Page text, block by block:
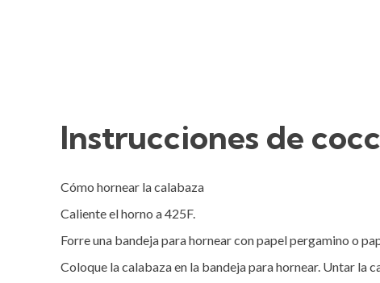
Instrucciones de
Cómo hornear la calabaza
Caliente el horno a 425F.
Forre una bandeja para hornear con papel pergamino o
Coloque la calabaza en la bandeja para hornear. Untar la